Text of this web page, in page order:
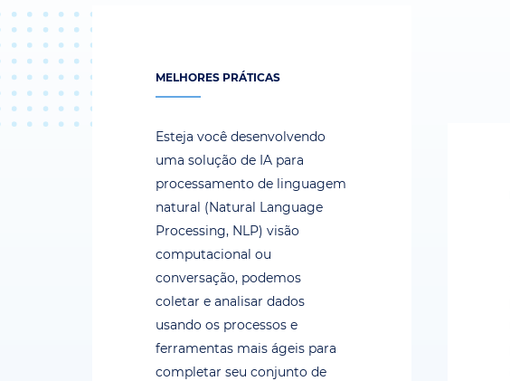
MELHORES PRÁTICAS
Esteja você desenvolvendo
uma solução de IA para
processamento de linguagem
natural (Natural Language
Processing, NLP) visão
computacional ou
conversação, podemos
coletar e analisar dados
usando os processos e
ferramentas mais ágeis para
completar seu conjunto de